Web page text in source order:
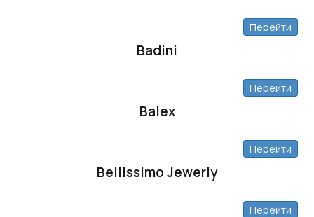
Перейти
Badini
Перейти
Balex
Перейти
Bellissimo Jewerly
Перейти